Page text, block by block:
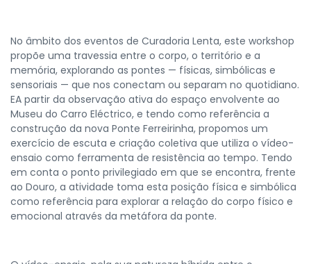
No âmbito dos eventos de Curadoria Lenta, este workshop
propõe uma travessia entre o corpo, o território e a
memória, explorando as pontes — físicas, simbólicas e
sensoriais — que nos conectam ou separam no quotidiano.
EA partir da observação ativa do espaço envolvente ao
Museu do Carro Eléctrico, e tendo como referência a
construção da nova Ponte Ferreirinha, propomos um
exercício de escuta e criação coletiva que utiliza o vídeo-
ensaio como ferramenta de resistência ao tempo. Tendo
em conta o ponto privilegiado em que se encontra, frente
ao Douro, a atividade toma esta posição física e simbólica
como referência para explorar a relação do corpo físico e
emocional através da metáfora da ponte.